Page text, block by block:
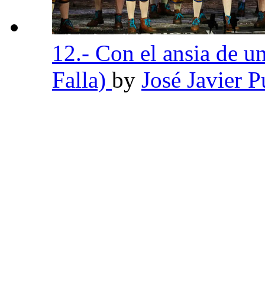
12.- Con el ansia de
Falla) by José Javier